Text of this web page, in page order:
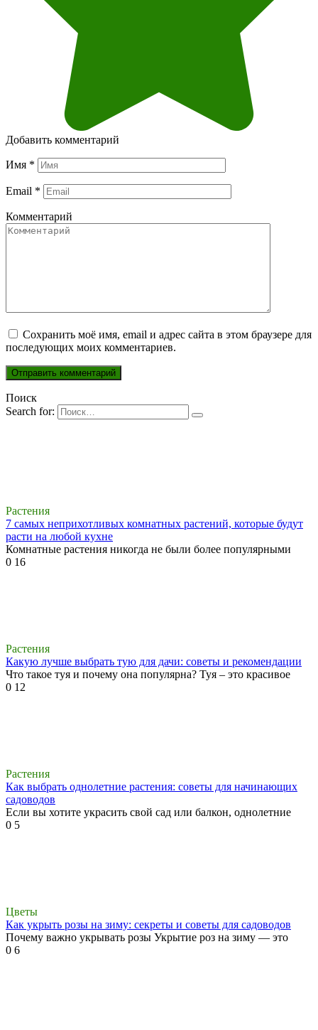
Добавить комментарий
Имя *
Email *
Комментарий
Сохранить моё имя, email и адрес сайта в этом браузере для
последующих моих комментариев.
Поиск
Search for:
Растения
7 самых неприхотливых комнатных растений, которые будут
расти на любой кухне
Комнатные растения никогда не были более популярными
0 16
Растения
Какую лучше выбрать тую для дачи: советы и рекомендации
Что такое туя и почему она популярна? Туя – это красивое
0 12
Растения
Как выбрать однолетние растения: советы для начинающих
садоводов
Если вы хотите украсить свой сад или балкон, однолетние
0 5
Цветы
Как укрыть розы на зиму: секреты и советы для садоводов
Почему важно укрывать розы Укрытие роз на зиму — это
0 6